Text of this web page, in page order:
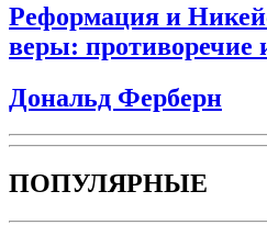
Реформация и
веры: противоречие
Дональд Ферберн
ПОПУЛЯРНЫЕ